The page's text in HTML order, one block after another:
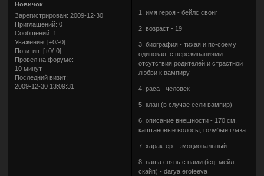
Новичок
Зарегистрирован: 2009-12-30
Приглашений: 0
Сообщений: 1
Уважение: [+0/-0]
Позитив: [+0/-0]
Провел на форуме:
10 минут
Последний визит:
2009-12-30 13:09:31
1. имя героя - бейлс свонг
2. возраст - 19
3. биография - тихая и по-соему
одинокая, с переживаниями
отсутствия родителей и страстной
любви к вампиру
4. раса - человек
5. клан (в случае если вампир)
6. описание внешности - 170 см,
каштановые волосы, голубые глаза
7. характер - эмоциональный
8. ваша связь с нами (icq, мейл,
скайп) - darya.erofeeva